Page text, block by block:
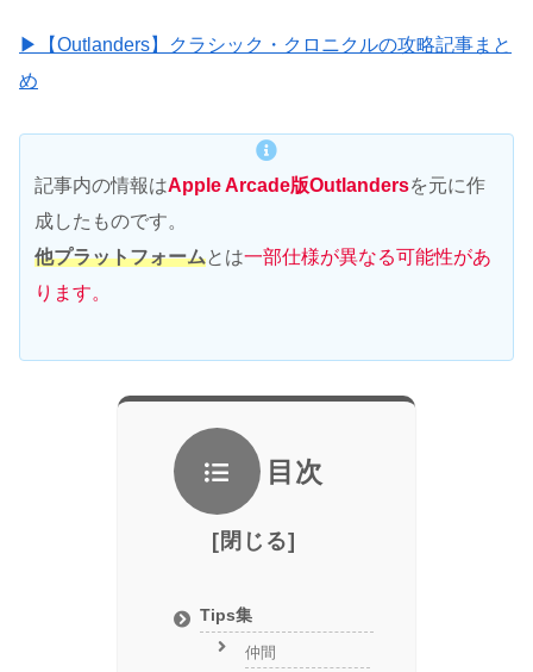
▶【Outlanders】クラシック・クロニクルの攻略記事まと
め
記事内の情報はApple Arcade版Outlandersを元に作
成したものです。
他プラットフォームとは一部仕様が異なる可能性があ
ります。
目次
Tips集
仲間